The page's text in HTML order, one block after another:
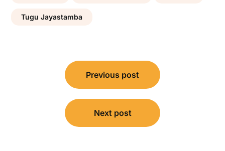
Tugu Jayastamba
navigation
Previous post
Next post